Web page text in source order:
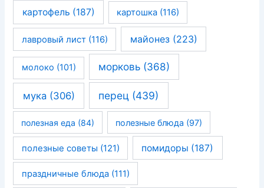
картофель (187) картошка (116)
лавровый лист(116) майонез(223)
молоко (101) морковь(368)
мука(306) перец (439)
полезная еда (84) полезные блюда (97)
полезные советы (121) помидоры (187)
праздничные блюда(111)